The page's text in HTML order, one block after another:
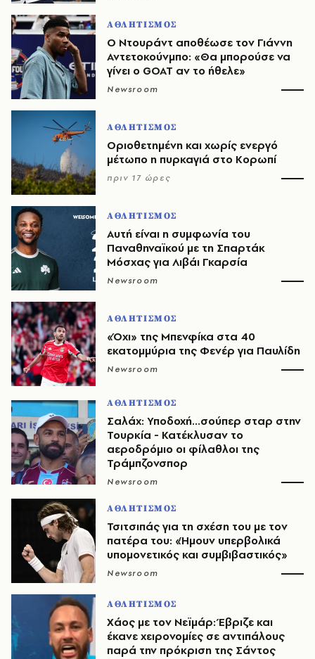
ΑΘΛΗΤΙΣΜΟΣ
Ο Ντουράντ αποθέωσε τον Γιάννη
Αντετοκούνμπο: «Θα μπορούσε να
γίνει ο GOAT αν το ήθελε»
Newsroom
ΑΘΛΗΤΙΣΜΟΣ
Οριοθετημένη και χωρίς ενεργό
μέτωπο η πυρκαγιά στο Κορωπί
πριν 17 ώρες
ΑΘΛΗΤΙΣΜΟΣ
Αυτή είναι η συμφωνία του
Παναθηναϊκού με τη Σπαρτάκ
Μόσχας για Λιβάι Γκαρσία
Newsroom
ΑΘΛΗΤΙΣΜΟΣ
«Όχι» της Μπενφίκα στα 40
εκατομμύρια της Φενέρ για Παυλίδη
Newsroom
ΑΘΛΗΤΙΣΜΟΣ
Σαλάχ: Υποδοχή...σούπερ σταρ στην
Τουρκία - Κατέκλυσαν το
αεροδρόμιο οι φίλαθλοι της
Τράμπζονσπορ
Newsroom
ΑΘΛΗΤΙΣΜΟΣ
Τσιτσιπάς για τη σχέση του με τον
πατέρα του: «Ήμουν υπερβολικά
υπομονετικός και συμβιβαστικός»
Newsroom
ΑΘΛΗΤΙΣΜΟΣ
Χάος με τον Νεϊμάρ: Έβριζε και
έκανε χειρονομίες σε αντιπάλους
παρά την πρόκριση της Σάντος